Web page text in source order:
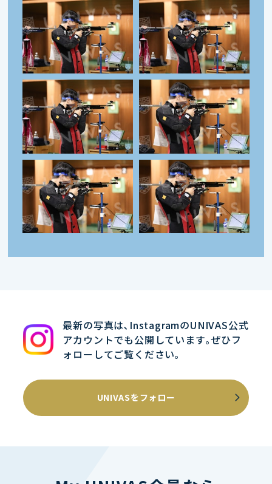
最新の写真は､InstagramのUNIVAS公式
アカウントでも公開しています｡ぜひフ
ォローしてご覧ください｡
UNIVASをフォロー